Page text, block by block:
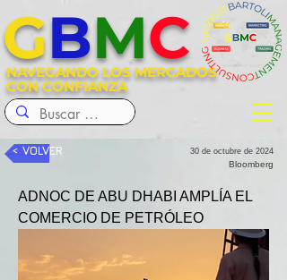
NAVEGANDO LOS MERCADOS
CON CONFIANZA
GBMC
< VOLVER 30 de octubre de 2024
Bloomberg
ADNOC DE ABU DHABI AMPLÍA EL
COMERCIO DE PETRÓLEO